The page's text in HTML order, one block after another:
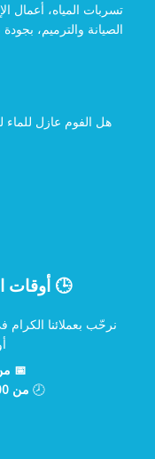
تسربات المياه، أعمال
الصيانة والترميم،
هل الفوم عازل
🕒 أوقات
نرحّب بعملائنا
📅
🕗 من 8:00 صباحًا حتى 5:30 مساءً